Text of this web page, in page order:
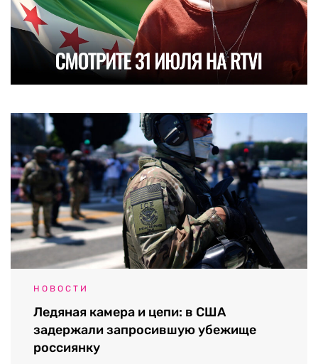
НОВОСТИ
Ледяная камера и цепи: в США
задержали запросившую убежище
россиянку